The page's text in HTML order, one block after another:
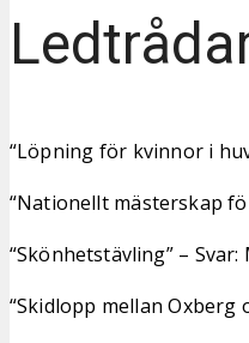
“Löpning för kvinnor i
“Nationellt mästerskap
“Skönhetstävling” – Svar:
“Skidlopp mellan Oxberg